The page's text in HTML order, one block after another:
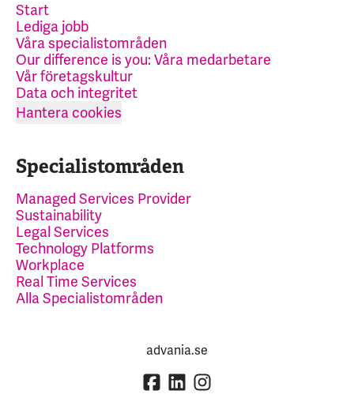
Start
Lediga jobb
Våra specialistområden
Our difference is you: Våra medarbetare
Vår företagskultur
Data och integritet
Hantera cookies
Specialistområden
Managed Services Provider
Sustainability
Legal Services
Technology Platforms
Workplace
Real Time Services
Alla Specialistområden
advania.se